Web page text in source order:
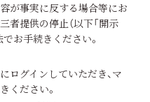
が事実に反する場合等にお
者提供の停止（以下「開示
お手続きください。
ログインしていただき、マ
ください。